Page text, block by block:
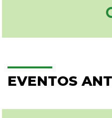
EVENTOS